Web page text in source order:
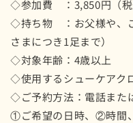
◇参加費 ：3,850円（税
◇持ち物 ：お父様や、
さまにつき1足まで）
◇対象年齢：4歳以上
◇使用するシューケアク
◇ご予約方法：電話また
①ご希望の日時、②時